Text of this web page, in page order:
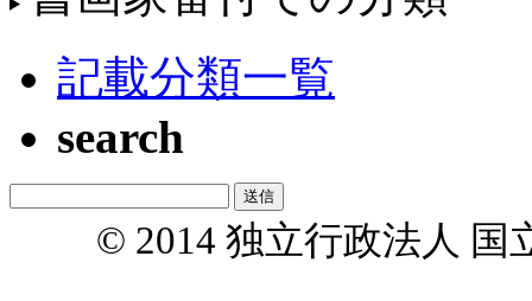
記載分類一覧
search
© 2014 独立行政法人 国